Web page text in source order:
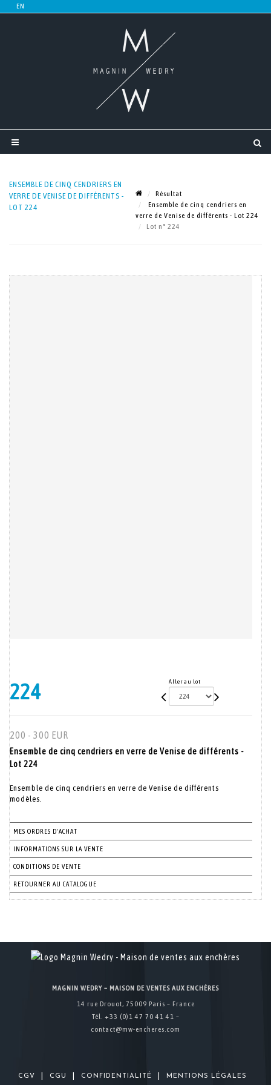
ENSEMBLE DE CINQ CENDRIERS EN
VERRE DE VENISE DE DIFFÉRENTS -
LOT 224
Résultat
Ensemble de cinq cendriers en
verre de Venise de différents - Lot 224
Lot n° 224
224 Aller au lot
200 - 300 EUR
Ensemble de cinq cendriers en verre de Venise de différents -
Lot 224
Ensemble de cinq cendriers en verre de Venise de différents
modèles.
MES ORDRES D'ACHAT
INFORMATIONS SUR LA VENTE
CONDITIONS DE VENTE
RETOURNER AU CATALOGUE
MAGNIN WEDRY – MAISON DE VENTES AUX ENCHÈRES
14 rue Drouot, 75009 Paris – France
Tél. +33 (0)1 47 70 41 41 –
contact@mw-encheres.com
CGV CGU CONFIDENTIALITÉ MENTIONS LÉGALES